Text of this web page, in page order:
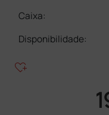
Caixa:
Disponibilidade:
heart_plus